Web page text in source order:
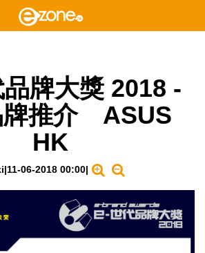
牌大獎 2018 -
牌推介 ASUS
HK
|11-06-2018 00:00|